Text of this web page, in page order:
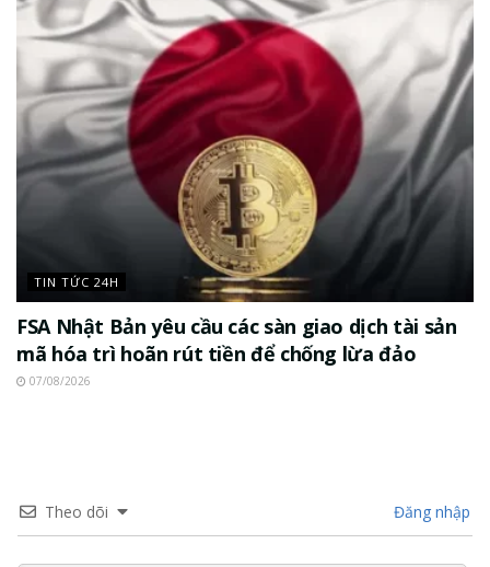
TIN TỨC 24H
FSA Nhật Bản yêu cầu các sàn giao dịch tài sản
mã hóa trì hoãn rút tiền để chống lừa đảo
07/08/2026
Theo dõi Đăng nhập